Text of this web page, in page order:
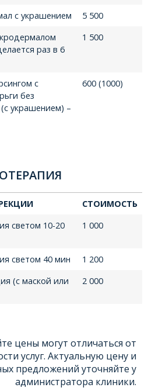
с украшением
5 500
раз в 6
1 500
с
без
украшением) –
600 (1000)
СТОИМОСТЬ
светом 10-20
1 000
светом 40 мин
1 200
(с маской или
2 000
цены могут отличаться от
услуг. Актуальную цену и
предложений уточняйте у
администратора клиники.